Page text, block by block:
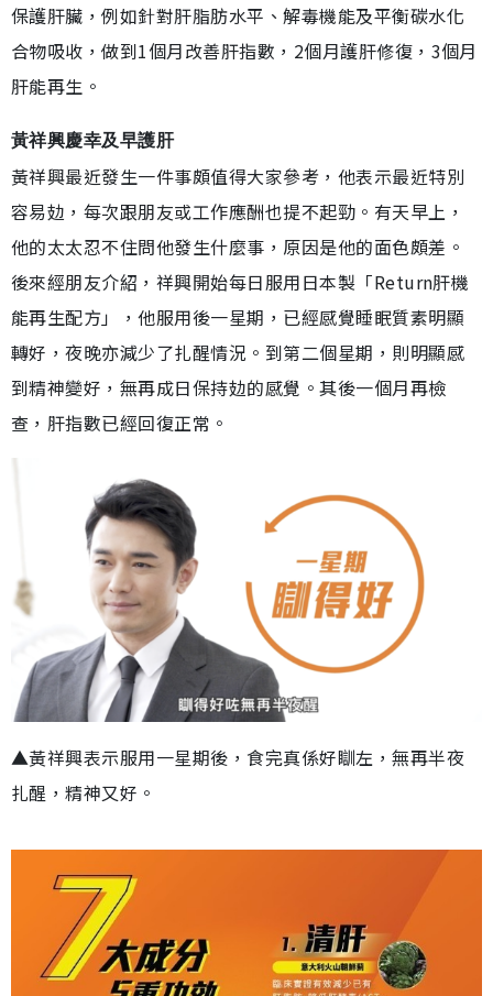
保護肝臟，例如針對肝脂肪水平、解毒機能及平衡碳水化
合物吸收，做到1個月改善肝指數，2個月護肝修復，3個月
肝能再生。
黃祥興慶幸及早護肝
黃祥興最近發生一件事頗值得大家參考，他表示最近特別
容易攰，每次跟朋友或工作應酬也提不起勁。有天早上，
他的太太忍不住問他發生什麼事，原因是他的面色頗差。
後來經朋友介紹，祥興開始每日服用日本製「Return肝機
能再生配方」，他服用後一星期，已經感覺睡眠質素明顯
轉好，夜晚亦減少了扎醒情況。到第二個星期，則明顯感
到精神變好，無再成日保持攰的感覺。其後一個月再檢
查，肝指數已經回復正常。
▲黃祥興表示服用一星期後，食完真係好瞓左，無再半夜
扎醒，精神又好。